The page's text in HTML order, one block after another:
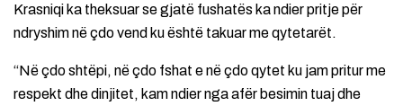
Krasniqi ka theksuar se gjatë fushatës ka ndier pritje për
ndryshim në çdo vend ku është takuar me qytetarët.
“Në çdo shtëpi, në çdo fshat e në çdo qytet ku jam pritur me
respekt dhe dinjitet, kam ndier nga afër besimin tuaj dhe